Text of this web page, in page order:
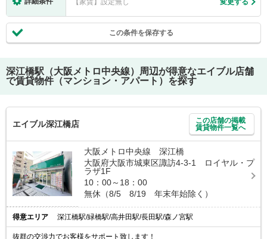
【家賃】設定無し 変更する
この条件を保存する
深江橋駅（大阪メトロ中央線）
周辺が得意なエイブル店舗
で賃貸物件（マンション・アパート）を探す
エイブル深江橋店
この店舗の掲載
賃貸物件一覧へ
大阪メトロ中央線 深江橋
大阪府大阪市城東区諏訪4-3-1 ロイヤル・プ
ラザ1F
10：00～18：00
無休（8/5 8/19 年末年始除く）
得意エリア 深江橋駅/緑橋駅/高井田駅/長田駅/森ノ宮駅
抜群の交渉力でお客様をサポート致します！